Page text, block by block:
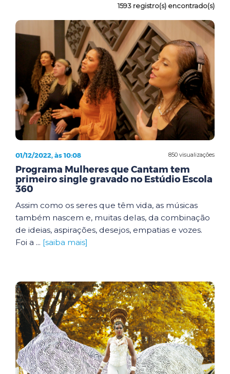
1593 registro(s) encontrado(s)
850 visualizações
01/12/2022, às 10:08
Programa Mulheres que Cantam tem
primeiro single gravado no Estúdio Escola
360
Assim como os seres que têm vida, as músicas
também nascem e, muitas delas, da combinação
de ideias, aspirações, desejos, empatias e vozes.
Foi a ... [saiba mais]